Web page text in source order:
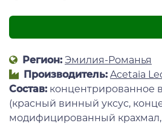
Регион: Эмилия-Романья
Производитель: Acetaia
Состав: концентрированное
(красный винный уксус,
модифицированный крахмал,